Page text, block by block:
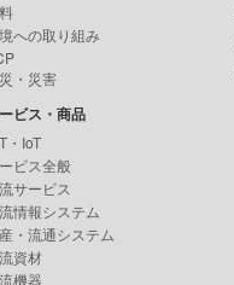
への取り組み
・災害
ビス・商品
・IoT
ビス全般
サービス
情報システム
・流通システム
資材
機器